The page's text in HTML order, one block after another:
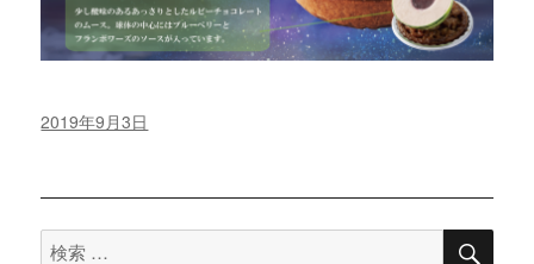
投
2019年9月3日
検
検